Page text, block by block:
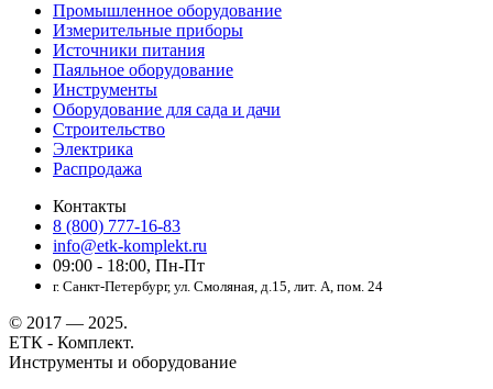
Промышленное оборудование
Измерительные приборы
Источники питания
Паяльное оборудование
Инструменты
Оборудование для сада и дачи
Строительство
Электрика
Распродажа
Контакты
8 (800) 777-16-83
info@etk-komplekt.ru
09:00 - 18:00, Пн-Пт
г. Санкт-Петербург, ул. Смоляная, д.15, лит. А, пом. 24
© 2017 — 2025.
ЕТК - Комплект.
Инструменты и оборудование